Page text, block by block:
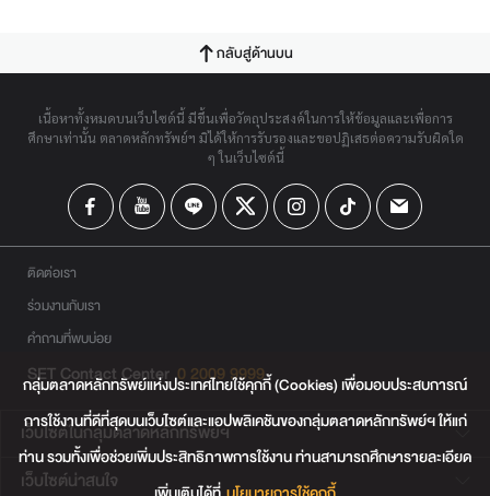
กลับสู่ด้านบน
เนื้อหาทั้งหมดบนเว็บไซต์นี้ มีขึ้นเพื่อวัตถุประสงค์ในการให้ข้อมูลและเพื่อการ
ศึกษาเท่านั้น ตลาดหลักทรัพย์ฯ มิได้ให้การรับรองและขอปฏิเสธต่อความรับผิดใด
ๆ ในเว็บไซต์นี้
ติดต่อเรา
ร่วมงานกับเรา
คำถามที่พบบ่อย
SET Contact Center 0 2009 9999
เว็บไซต์ในกลุ่มตลาดหลักทรัพย์ฯ
เว็บไซต์น่าสนใจ
กลุ่มตลาดหลักทรัพย์แห่งประเทศไทยใช้คุกกี้ (Cookies) เพื่อมอบประสบการณ์
การใช้งานที่ดีที่สุดบนเว็บไซต์และแอปพลิเคชันของกลุ่มตลาดหลักทรัพย์ฯ ให้แก่
ท่าน รวมทั้งเพื่อช่วยเพิ่มประสิทธิภาพการใช้งาน ท่านสามารถศึกษารายละเอียด